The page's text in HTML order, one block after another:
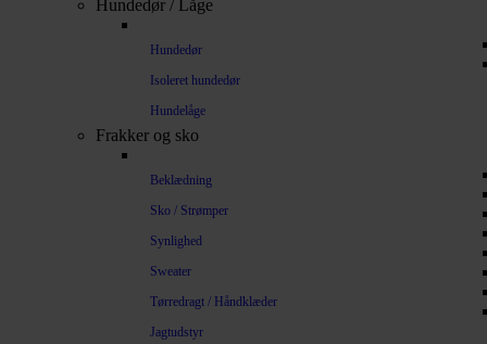
Hundedør / Låge
Hundedør
Isoleret hundedør
Hundelåge
Frakker og sko
Beklædning
Sko / Strømper
Synlighed
Sweater
Tørredragt / Håndklæder
Jagtudstyr